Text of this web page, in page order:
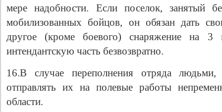
мере надобности. Если поселок, занятый
мобилизованных бойцов, он обязан дать
другое (кроме боевого) снаряжение на
интендантскую часть безвозвратно.
16.В случае переполнения отряда
отправлять их на полевые работы
области.